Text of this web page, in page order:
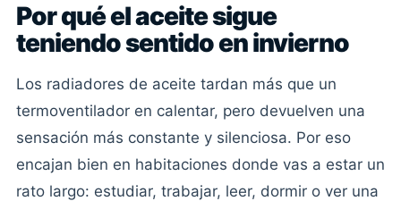
Por qué el aceite sigue
teniendo sentido en invierno
Los radiadores de aceite tardan más que un
termoventilador en calentar, pero devuelven una
sensación más constante y silenciosa. Por eso
encajan bien en habitaciones donde vas a estar un
rato largo: estudiar, trabajar, leer, dormir o ver una